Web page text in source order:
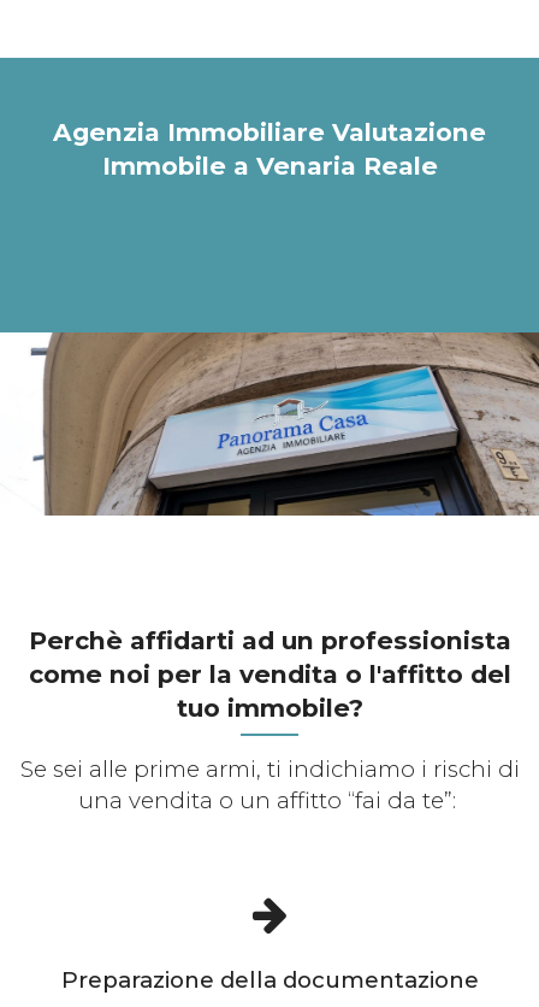
Agenzia Immobiliare Valutazione
Immobile a Venaria Reale
Perchè affidarti ad un professionista
come noi per la vendita o l'affitto del
tuo immobile?
Se sei alle prime armi, ti indichiamo i rischi di
una vendita o un affitto “fai da te”:
Preparazione della documentazione